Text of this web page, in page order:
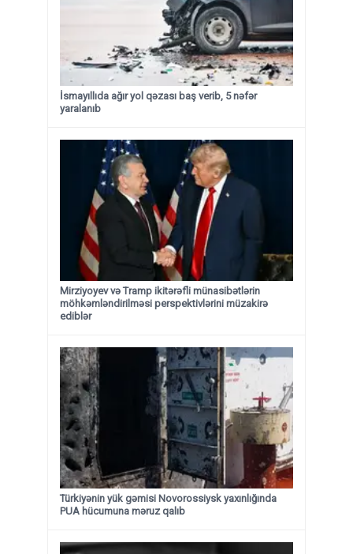
İsmayıllıda ağır yol qəzası baş verib, 5 nəfər
yaralanıb
Mirziyoyev və Tramp ikitərəfli münasibətlərin
möhkəmləndirilməsi perspektivlərini müzakirə
ediblər
Türkiyənin yük gəmisi Novorossiysk yaxınlığında
PUA hücumuna məruz qalıb